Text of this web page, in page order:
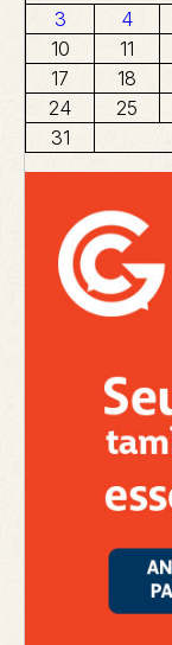
3
4
10
11
17
18
24
25
31